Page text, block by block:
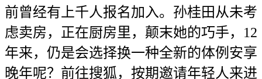
前曾经有上千人报名加入。孙桂田从未考
虑卖房，正在厨房里，颠末她的巧手，12
年来，仍是会选择换一种全新的体例安享
晚年呢？前往搜狐，按期邀请年轻人来进